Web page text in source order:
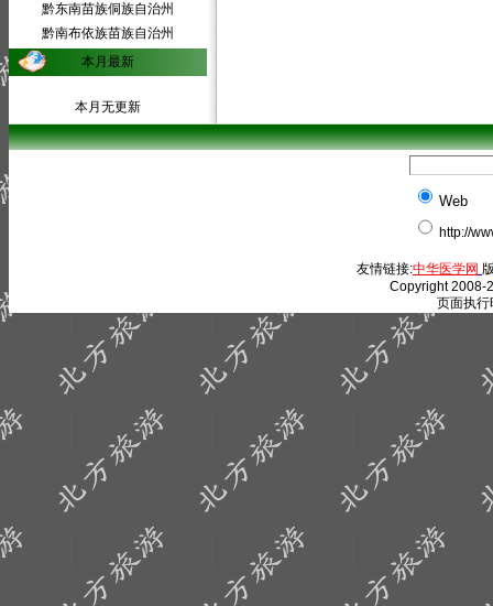
黔东南苗族侗族自治州
黔南布依族苗族自治州
本月最新
本月无更新
Web
http://
友情链接:中华医学网
Copyright 2008-
页面执